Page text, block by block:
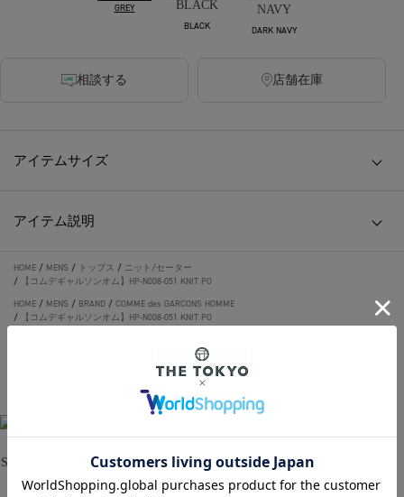
GREY
BLACK
DARK NAVY
相談する 店舗在庫
アイテムサイズ
アイテム説明
HOME / MENS / トップス / ニット/セーター
/
【コムデギャルソンオム】HP-N008-051 KNIT PO
HOME / MENS / BRAND / COMME des GARCONS HOMME
/
【コムデギャルソンオム】HP-N008-051 KNIT PO
THE TOKYO ORIGINAL ITEMS